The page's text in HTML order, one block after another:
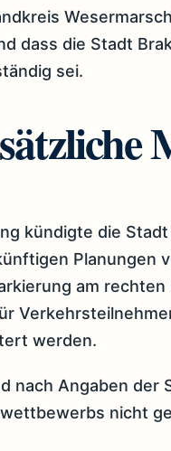
dass die Stadt
sei.
kündigte die
Planungen
am
werden.
nach Angaben der
nicht